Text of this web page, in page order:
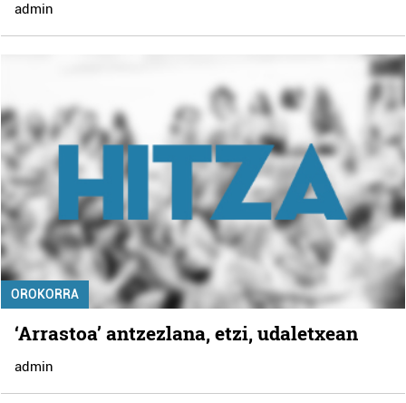
admin
OROKORRA
‘Arrastoa’ antzezlana, etzi, udaletxean
admin